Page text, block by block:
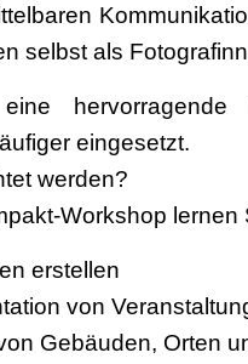
selbst als
eingesetzt.
werden?
Workshop lernen
erstellen
von
Gebäuden, Orten